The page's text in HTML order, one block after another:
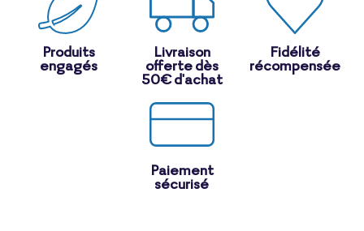
Produits
engagés
Livraison
offerte dès
50€ d'achat
Fidélité
récompensée
Paiement
sécurisé